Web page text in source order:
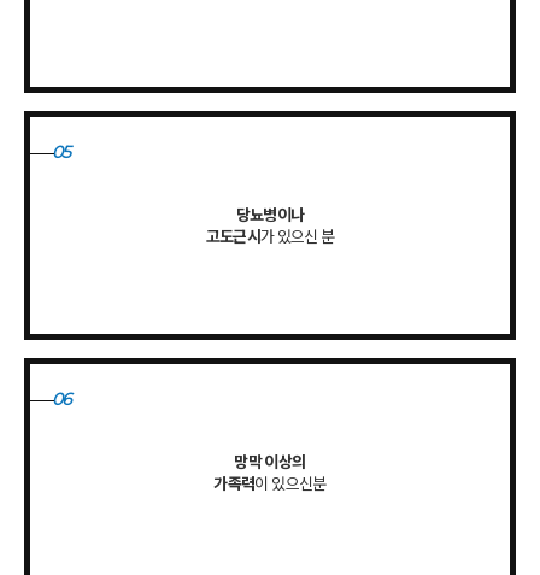
05
당뇨병이나
고도근시가 있으신 분
06
망막 이상의
가족력이 있으신분